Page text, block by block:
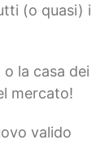
(o quasi) i
la casa dei
mercato!
valido